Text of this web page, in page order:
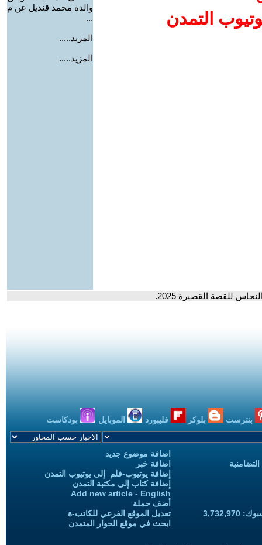
التمدن
والدة محمد قنديل عن م
...
المزيد.....
المزيد.....
للقصة القصيرة 2025.
بنترست بلوكر فليبورد الموبايل بودكاست
اضافة موضوع جديد
اضافة خبر
إضافة يوتيوب-فلم إلى يوتيوب التمدن
إضافة كتاب إلى مكتبة التمدن
Add new article - English
أضف حملة
تعديل الموقع الفرعي للكاتب-ة
ابحث في موقع الحوار المتمدن